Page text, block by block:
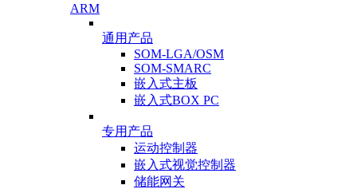
ARM
通用产品
SOM-LGA/OSM
SOM-SMARC
嵌入式主板
嵌入式BOX PC
专用产品
运动控制器
嵌入式视觉控制器
储能网关